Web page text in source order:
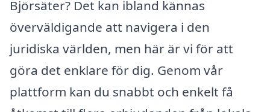
Björsäter? Det kan ibland kännas
överväldigande att navigera i den
juridiska världen, men här är vi för att
göra det enklare för dig. Genom vår
plattform kan du snabbt och enkelt få